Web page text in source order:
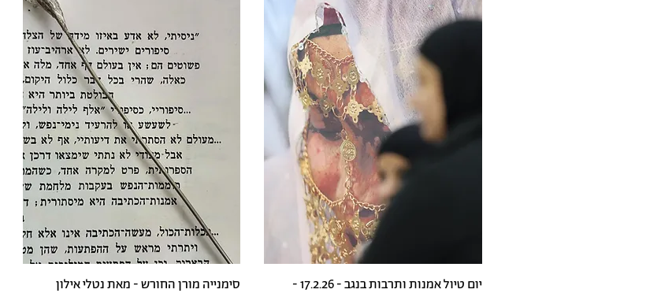
יום טיול אמנות ותרבות בנגב - 17.2.26 -
סימנייה מורן החורש - מאת נטלי אילון